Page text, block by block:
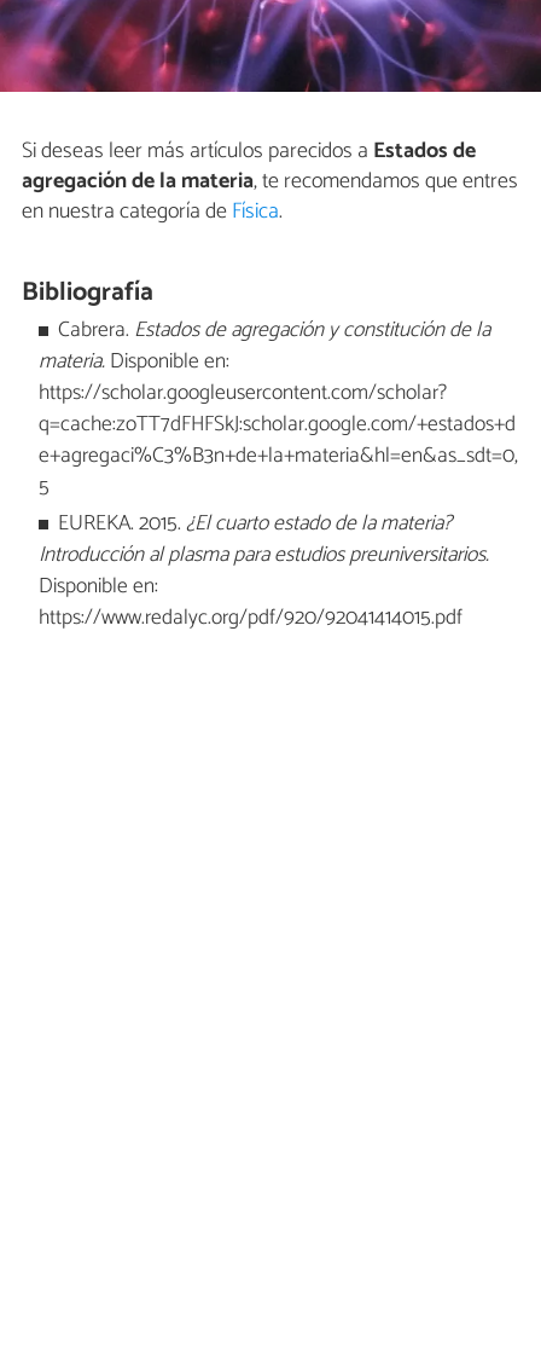
Si deseas leer más artículos parecidos a Estados de
agregación de la materia, te recomendamos que entres
en nuestra categoría deFísica.
Bibliografía
Cabrera. Estados de agregación y constitución de la
materia.Disponible en:
https://scholar.googleusercontent.com/scholar?
q=cache:zoTT7dFHFSkJ:scholar.google.com/+estados+d
e+agregaci%C3%B3n+de+la+materia&hl=en&as_sdt=0,
5
EUREKA. 2015.¿El cuarto estado de la materia?
Introducción al plasma para estudios preuniversitarios.
Disponible en:
https://www.redalyc.org/pdf/920/92041414015.pdf